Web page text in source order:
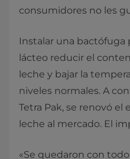
consumidores no les
Instalar una
lácteo reducir el
leche y bajar la
niveles normales. A
Tetra Pak, se renovó el
leche al mercado. El
«Se quedaron con